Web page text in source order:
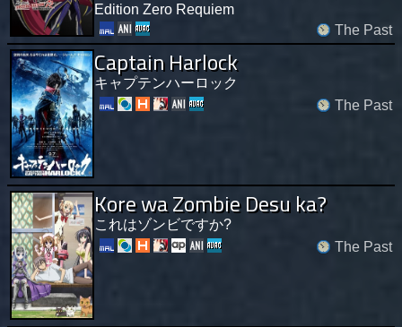
Edition Zero Requiem
The Past
Captain Harlock
キャプテンハーロック
The Past
Kore wa Zombie Desu ka?
これはゾンビですか?
The Past